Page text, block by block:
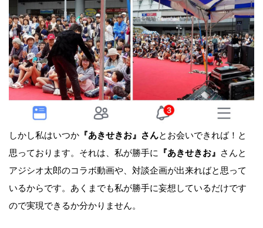
しかし私はいつか 『あきせきお』さんとお会いできれば！と
思っております。それは、私が勝手に 『あきせきお』 さんと
アジシオ太郎のコラボ動画や、対談企画が出来ればと思って
いるからです。あくまでも私が勝手に妄想しているだけです
ので実現できるか分かりません。